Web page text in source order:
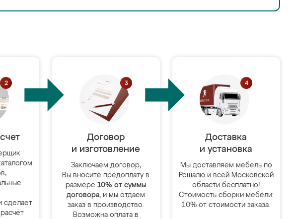
сделает
Договор
и изготовление
Заключаем договор,
Вы вносите предоплату в
размере 10% от суммы
договора, и мы отдаём
заказ в производство.
Возможна оплата в
Доставка
и установка
Мы доставляем мебель по
Рошалю и всей Московской
области бесплатно!
Стоимость сборки мебели:
10% от стоимости заказа.